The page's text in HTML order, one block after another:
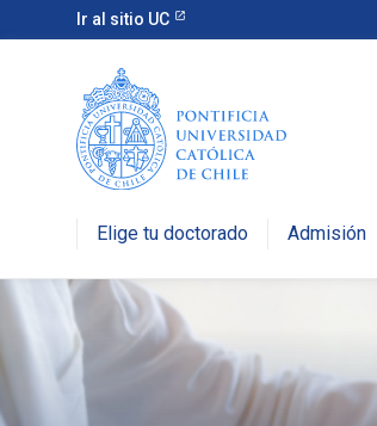
Ir al sitio UC
Elige tu doctorado Admisión